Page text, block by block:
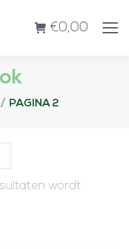
€0,00
PAGINA 2
wordt